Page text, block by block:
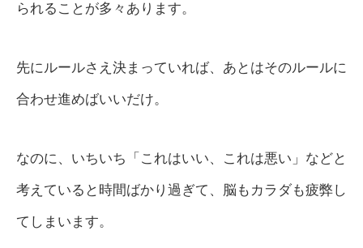
られることが多々あります。
先にルールさえ決まっていれば、あとはそのルールに
合わせ進めばいいだけ。
なのに、いちいち「これはいい、これは悪い」などと
考えていると時間ばかり過ぎて、脳もカラダも疲弊し
てしまいます。